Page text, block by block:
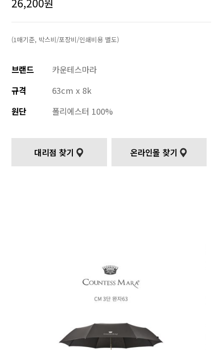
(1매기준, 박스비/포장비/인쇄비용 별도)
브랜드
카운테스마라
규격
63cm x 8k
원단
폴리에스터 100%
대리점 찾기 온라인몰 찾기